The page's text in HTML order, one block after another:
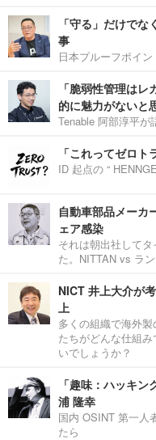
「守る」だけで
事
日本プルーフポイ
「脆弱性管理は
的に魅力がないと
Tenable 阿部淳平が
「これってゼロ
ID 起点の “
自動車部品メーカ
ェア感染
それは朝出社して
た。NITTAN vs ラ
NICT 井上大介が
上
多くの組織で海外
たちがどんな仕組
いでしょうか？
「趣味：ハッキ
浦 隆幸
国内 OSINT 第一人
たら